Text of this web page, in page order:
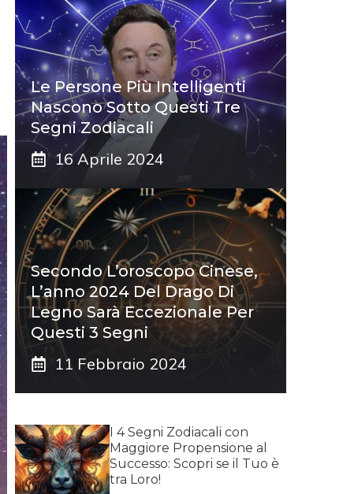
Le Persone Più Intelligenti
Nascono Sotto Questi Tre
Segni Zodiacali
16 Aprile 2024
Secondo L’oroscopo Cinese,
L’anno 2024 Del Drago Di
Legno Sarà Eccezionale Per
Questi 3 Segni
11 Febbraio 2024
I 4 Segni Zodiacali con
Maggiore Propensione al
Successo: Scopri se il Tuo è
tra Loro!